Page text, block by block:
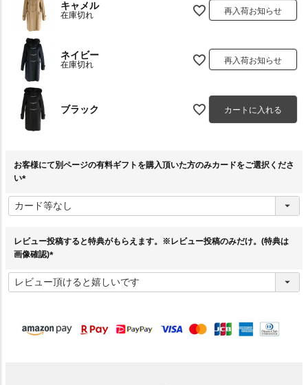
キャメル
在庫切れ 再入荷お知らせ
ネイビー
在庫切れ 再入荷お知らせ
ブラック カートに入れる
お客様にて別ページの有料ギフトを購入頂いた方のみカードをご選択くださ
い
必
須
レビュー投稿すると特典がもらえます。※レビュー投稿のみだけ。(特典は
画像確認)
必
須